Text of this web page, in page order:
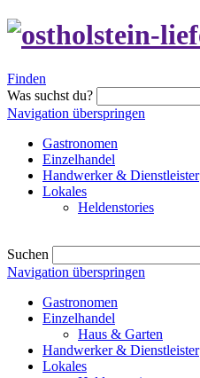
Finden
Was suchst du?
Navigation überspringen
Gastronomen
Einzelhandel
Handwerker & Dienstleister
Lokales
Heldenstories
Suchen
Navigation überspringen
Gastronomen
Einzelhandel
Haus & Garten
Handwerker & Dienstleister
Lokales